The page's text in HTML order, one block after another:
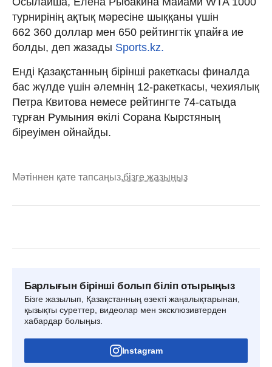
турнирінің ақтық мәресіне шыққаны үшін
662 360 доллар мен 650 рейтингтік ұпайға ие
болды, деп жазады Sports.kz.
Енді Қазақстанның бірінші ракеткасы финалда
бас жүлде үшін әлемнің 12-ракеткасы, чехиялық
Петра Квитова немесе рейтингте 74-сатыда
тұрған Румыния өкілі Сорана Кырстяның
біреуімен ойнайды.
Мәтіннен қате тапсаңыз,бізге жазыңыз
Барлығын бірінші болып біліп отырыңыз
Бізге жазылып, Қазақстанның өзекті жаңалықтарынан,
қызықты суреттер, видеолар мен эксклюзивтерден
хабардар болыңыз.
Instagram